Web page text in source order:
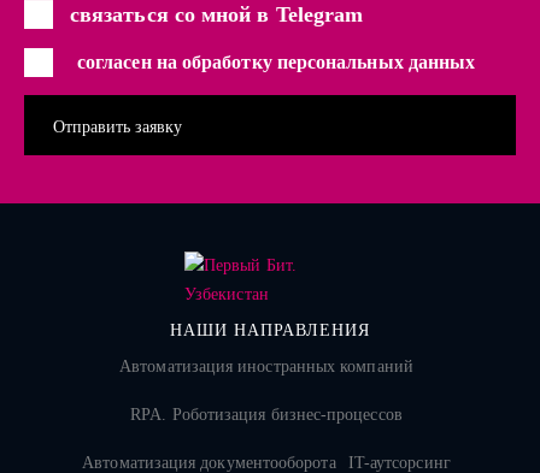
связаться со мной в Telegram
согласен на обработку персональных данных
НАШИ НАПРАВЛЕНИЯ
Автоматизация иностранных компаний
RPA. Роботизация бизнес-процессов
Автоматизация документооборота IT-аутсорсинг